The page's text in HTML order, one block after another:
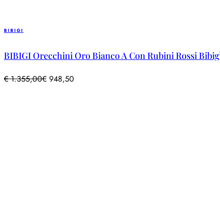
BIBIGI
BIBIGI Orecchini Oro Bianco A Con Rubini Rossi
€1.355,00€ 948,50